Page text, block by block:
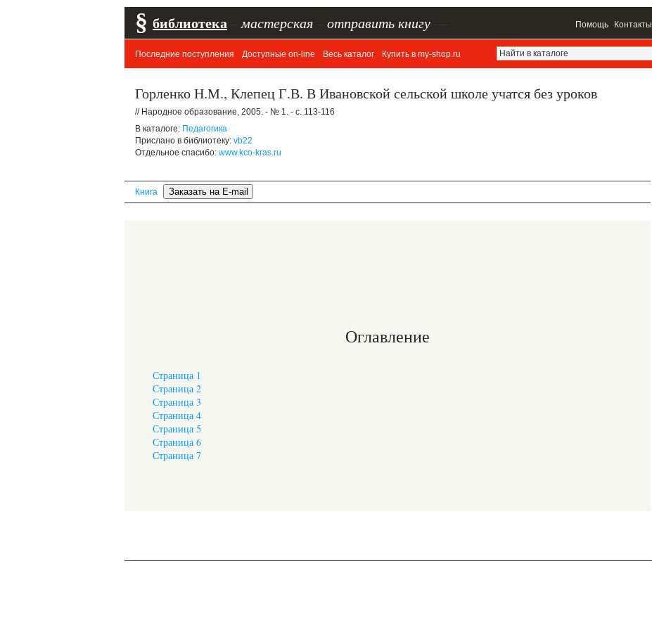
§ библиотека мастерская отправить книгу Помощь Контакты
Последние поступления Доступные on-line Весь каталог Купить в my-shop.ru
Горленко Н.М., Клепец Г.В. В Ивановской сельской школе учатся без уроков
// Народное образование, 2005. - № 1. - с. 113-116
В каталоге: Педагогика
Прислано в библиотеку: vb22
Отдельное спасибо: www.kco-kras.ru
Книга
Оглавление
Страница 1
Страница 2
Страница 3
Страница 4
Страница 5
Страница 6
Страница 7